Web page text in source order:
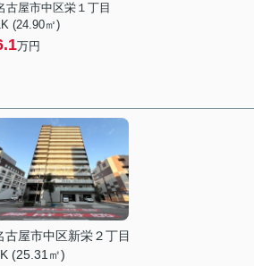
古屋市中区栄１丁目
(24.90㎡)
万円
古屋市中区新栄２丁目
(25.31㎡)